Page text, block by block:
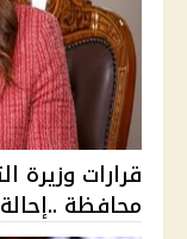
محافظة ..إحالة 81 حالة للنيابات...